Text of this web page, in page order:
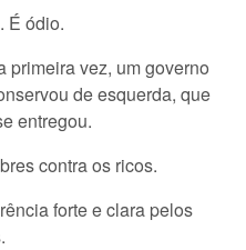
É ódio.
primeira vez, um governo
de esquerda, que
entregou.
contra os ricos.
forte e clara pelos